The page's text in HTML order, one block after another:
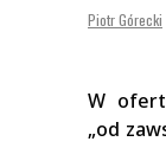
Piotr Górecki
W
„od